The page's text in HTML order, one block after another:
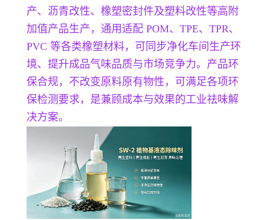
产、沥青改性、橡塑密封件及塑料改性等高附
加值产品生产，通用适配 POM、TPE、TPR、
PVC 等各类橡塑材料，可同步净化车间生产环
境、提升成品气味品质与市场竞争力。产品环
保合规，不改变原料原有物性，可满足各项环
保检测要求，是兼顾成本与效果的工业祛味解
决方案。